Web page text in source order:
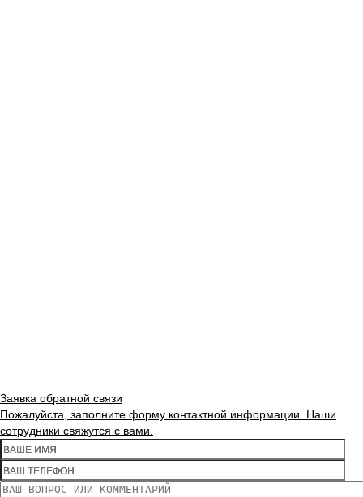
Заявка обратной связи
Пожалуйста, заполните форму контактной информации. Наши
сотрудники свяжутся с вами.